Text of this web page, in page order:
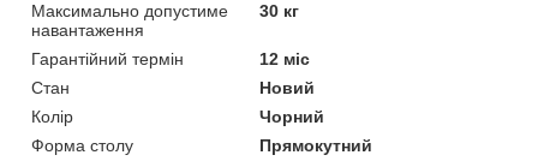
Максимально допустиме
навантаження
30 кг
Гарантійний термін
12 міс
Стан
Новий
Колір
Чорний
Форма столу
Прямокутний